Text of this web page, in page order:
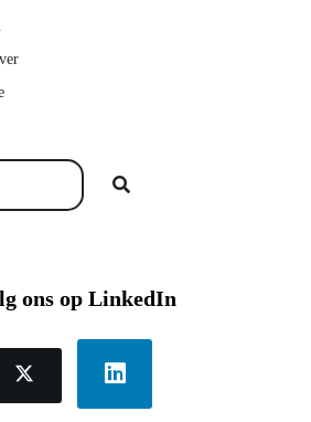
ons op LinkedIn